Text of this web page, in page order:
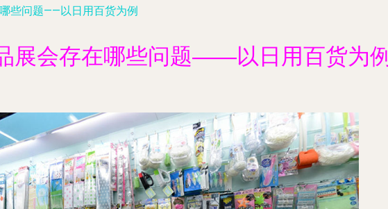
些问题——以日用百货为例
展会存在哪些问题——以日用百货为例